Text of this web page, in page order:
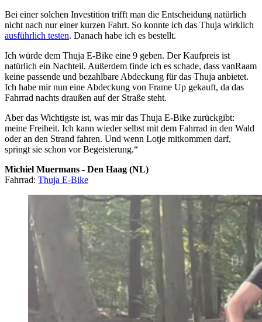
Bei einer solchen Investition trifft man die Entscheidung natürlich
nicht nach nur einer kurzen Fahrt. So konnte ich das Thuja wirklich
ausführlich testen. Danach habe ich es bestellt.
Ich würde dem Thuja E-Bike eine 9 geben. Der Kaufpreis ist
natürlich ein Nachteil. Außerdem finde ich es schade, dass vanRaam
keine passende und bezahlbare Abdeckung für das Thuja anbietet.
Ich habe mir nun eine Abdeckung von Frame Up gekauft, da das
Fahrrad nachts draußen auf der Straße steht.
Aber das Wichtigste ist, was mir das Thuja E-Bike zurückgibt:
meine Freiheit. Ich kann wieder selbst mit dem Fahrrad in den Wald
oder an den Strand fahren. Und wenn Lotje mitkommen darf,
springt sie schon vor Begeisterung.“
Michiel Muermans - Den Haag (NL)
Fahrrad: Thuja E-Bike